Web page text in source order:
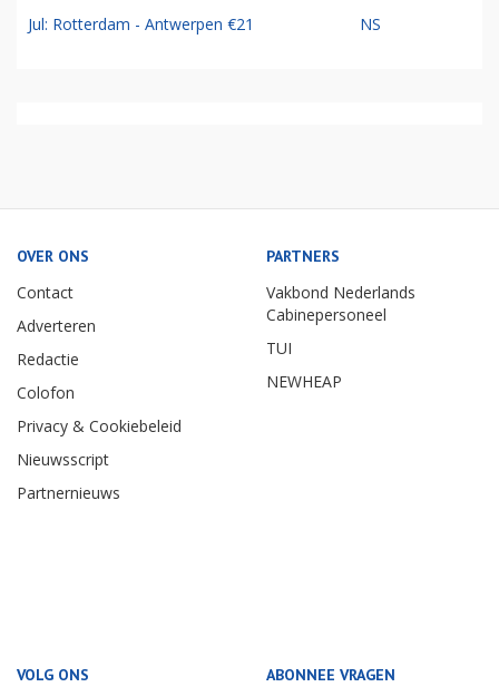
Jul: Rotterdam - Antwerpen €21 NS
OVER ONS
Contact
Adverteren
Redactie
Colofon
Privacy & Cookiebeleid
Nieuwsscript
Partnernieuws
PARTNERS
Vakbond Nederlands
Cabinepersoneel
TUI
NEWHEAP
VOLG ONS ABONNEE VRAGEN